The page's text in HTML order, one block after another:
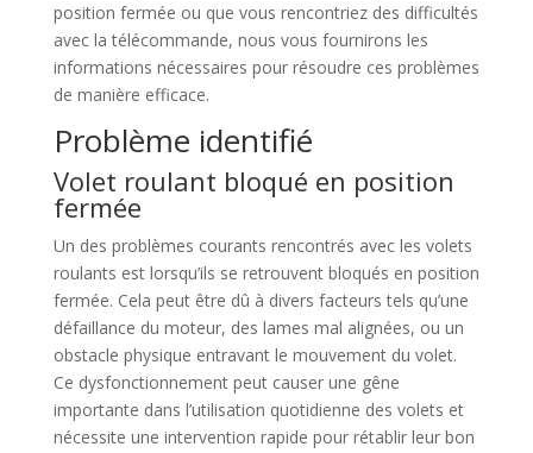
position fermée ou que vous rencontriez des difficultés
avec la télécommande, nous vous fournirons les
informations nécessaires pour résoudre ces problèmes
de manière efficace.
Problème identifié
Volet roulant bloqué en position
fermée
Un des problèmes courants rencontrés avec les volets
roulants est lorsqu’ils se retrouvent bloqués en position
fermée. Cela peut être dû à divers facteurs tels qu’une
défaillance du moteur, des lames mal alignées, ou un
obstacle physique entravant le mouvement du volet.
Ce dysfonctionnement peut causer une gêne
importante dans l’utilisation quotidienne des volets et
nécessite une intervention rapide pour rétablir leur bon